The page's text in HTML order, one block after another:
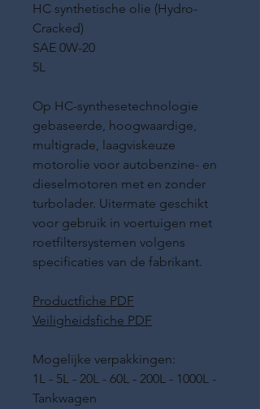
HC synthetische olie (Hydro-
Cracked)
SAE 0W-20
5L
Op HC-synthesetechnologie
gebaseerde, hoogwaardige,
multigrade, laagviskeuze
motorolie voor autobenzine- en
dieselmotoren met en zonder
turbolader. Uitermate geschikt
voor gebruik in voertuigen met
roetfiltersystemen volgens
specificaties van de fabrikant.
Productfiche PDF
Veiligheidsfiche PDF
Mogelijke verpakkingen:
1L - 5L - 20L - 60L - 200L - 1000L -
Tankwagen